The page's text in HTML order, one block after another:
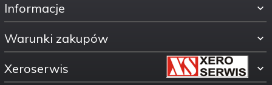
Informacje
Warunki zakupów
Xeroserwis